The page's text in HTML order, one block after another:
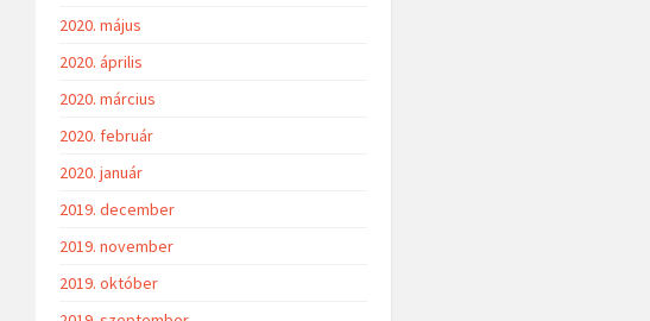
2020. május
2020. április
2020. március
2020. február
2020. január
2019. december
2019. november
2019. október